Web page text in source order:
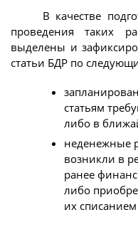
В качестве
проведения таких
выделены и
статьи БДР по
статьям
либо в
неденежные
возникли в
ранее
либо
их